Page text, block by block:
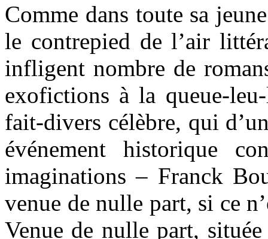
Comme dans toute sa
le contrepied de l’air
infligent nombre de
exofictions à la queue-
fait-divers célèbre, qui
événement historique
imaginations – Franck
venue de nulle part, si ce
Venue de nulle part,